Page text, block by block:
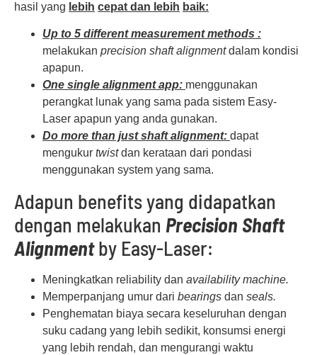
hasil yang lebih cepat dan lebih baik:
Up to 5 different measurement methods :
melakukan precision shaft alignmentdalam kondisi
apapun.
One single alignment app: menggunakan
perangkat lunak yang sama pada sistem Easy-
Laser apapun yang anda gunakan.
Do more than just shaft alignment: dapat
mengukur twistdan kerataan dari pondasi
menggunakan system yang sama.
Adapun benefits yang didapatkan
dengan melakukan Precision Shaft
Alignmentby Easy-Laser:
Meningkatkan reliability dan availability machine.
Memperpanjang umur dari bearings dan seals.
Penghematan biaya secara keseluruhan dengan
suku cadang yang lebih sedikit, konsumsi energi
yang lebih rendah, dan mengurangi waktu